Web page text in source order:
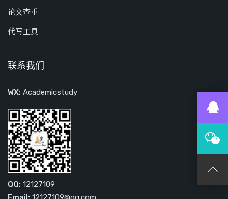
论文查重
代写工具
联系我们
WX: Academicstudy
QQ: 12127109